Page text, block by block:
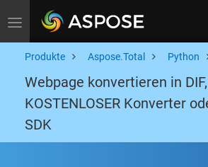
Toggle navigation
Produkte Aspose.Total Python
Webpage konvertieren in
KOSTENLOSER Konverter
SDK